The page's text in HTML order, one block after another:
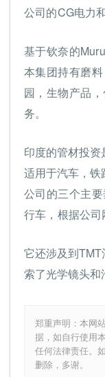
公司的CG电力
基于钦奈的
本集团持有磨
园，生物产品
务。
印度的管材投资
适用于汽车，铁
公司的三个主
行车，根据公司
它还涉及到
索了光学镜头和
郑重声明：本网
据，如自行使用
任何法律责任。
删除，多谢。